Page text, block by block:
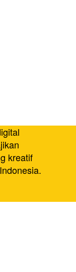
kreatif